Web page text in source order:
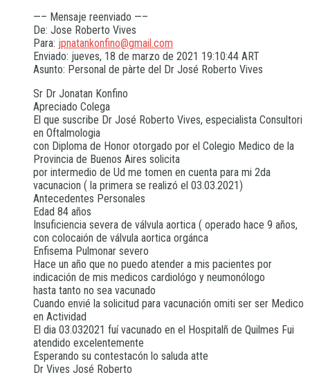
—– Mensaje reenviado —–
De: Jose Roberto Vives
Para: jpnatankonfino@gmail.com
Enviado: jueves, 18 de marzo de 2021 19:10:44 ART
Asunto: Personal de pàrte del Dr José Roberto Vives
Sr Dr Jonatan Konfino
Apreciado Colega
El que suscribe Dr José Roberto Vives, especialista Consultori
en Oftalmologia
con Diploma de Honor otorgado por el Colegio Medico de la
Provincia de Buenos Aires solicita
por intermedio de Ud me tomen en cuenta para mi 2da
vacunacion ( la primera se realizó el 03.03.2021)
Antecedentes Personales
Edad 84 años
Insuficiencia severa de válvula aortica ( operado hace 9 años,
con colocaión de válvula aortica orgánca
Enfisema Pulmonar severo
Hace un año que no puedo atender a mis pacientes por
indicación de mis medicos cardiológo y neumonólogo
hasta tanto no sea vacunado
Cuando envié la solicitud para vacunación omiti ser ser Medico
en Actividad
El dia 03.032021 fuí vacunado en el Hospitalñ de Quilmes Fui
atendido excelentemente
Esperando su contestacón lo saluda atte
Dr Vives José Roberto